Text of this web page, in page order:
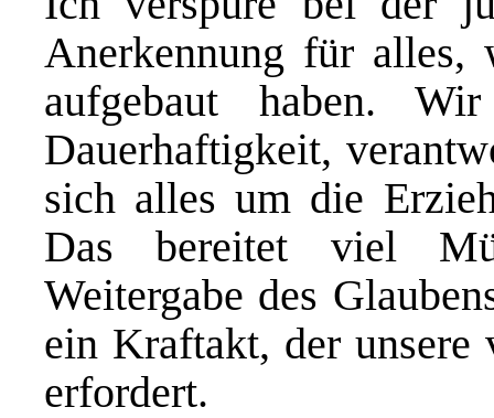
Anerkennung für alles,
aufgebaut haben.
Dauerhaftigkeit,
sich alles um die
Das bereitet viel
Weitergabe des
ein Kraftakt, der unsere
erfordert.